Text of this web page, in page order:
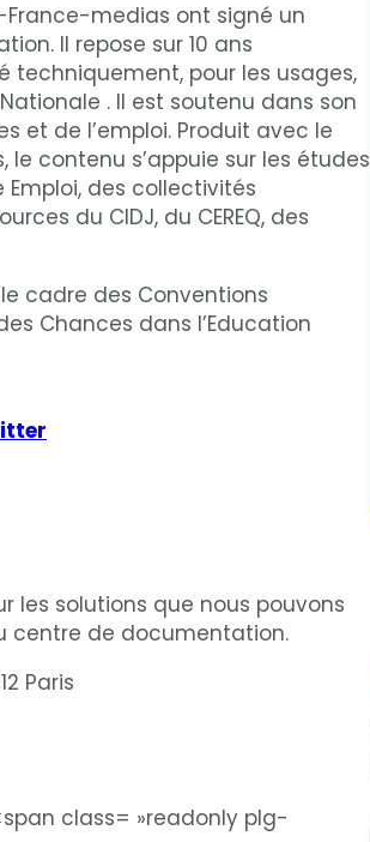
France-medias ont signé un
Il repose sur 10 ans
techniquement, pour les usages,
. Il est soutenu dans son
et de l’emploi. Produit avec le
le contenu s’appuie sur les études
Emploi, des collectivités
du CIDJ, du CEREQ, des
cadre des Conventions
Chances dans l’Education
les solutions que nous pouvons
centre de documentation.
Paris
class= »readonly plg-